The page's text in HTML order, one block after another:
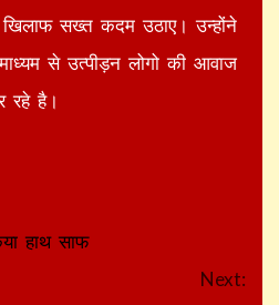
सख्त कदम उठाए। उन्होंने
से उत्पीड़न लोगो की आवाज
रहे है।
हाथ साफ
Next: